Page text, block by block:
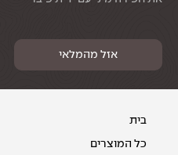
בית
כל המוצרים